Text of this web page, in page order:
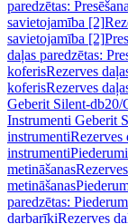
paredzētas:
savietojamība [2]
savietojamība [2]
daļas paredzētas:
koferisRezerves
koferisRezerves
Geberit Silent-db20/
Instrumenti Geberit
instrumentiRezerves
instrumenti
metināšanas
metināšanas
paredzētas:
darbarīkiRezerves